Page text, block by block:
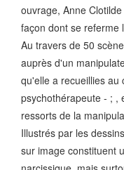
ouvrage, Anne
façon dont se referme
Au travers de 50
auprès d'un
qu'elle a recueillies au
psychothérapeute - ; ,
ressorts de la
Illustrés par les
sur image constituent